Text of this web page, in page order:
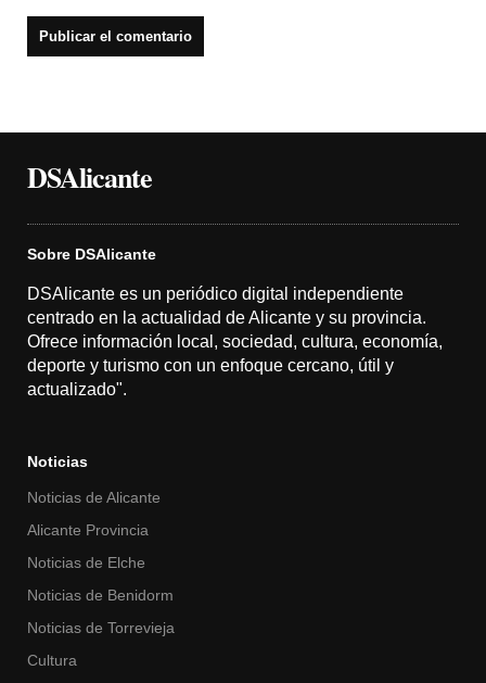
DSAlicante
Sobre DSAlicante
DSAlicante es un periódico digital independiente
centrado en la actualidad de Alicante y su provincia.
Ofrece información local, sociedad, cultura, economía,
deporte y turismo con un enfoque cercano, útil y
actualizado".
Noticias
Noticias de Alicante
Alicante Provincia
Noticias de Elche
Noticias de Benidorm
Noticias de Torrevieja
Cultura